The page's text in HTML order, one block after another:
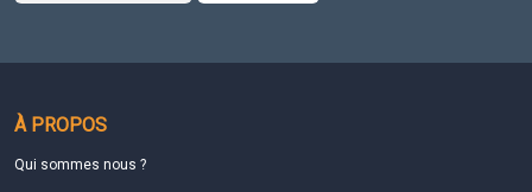
À PROPOS
Qui sommes nous ?